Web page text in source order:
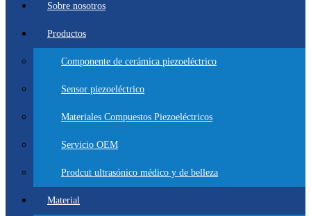
Sobre nosotros
Productos
Componente de cerámica piezoeléctrico
Sensor piezoeléctrico
Materiales Compuestos Piezoeléctricos
Servicio OEM
Prodcut ultrasónico médico y de belleza
Material